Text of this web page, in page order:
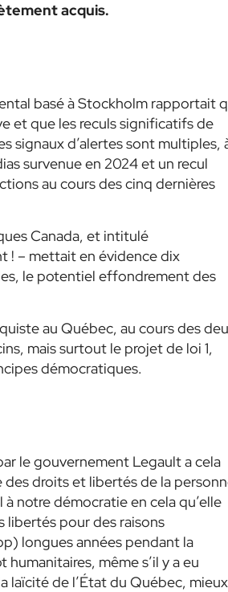
acquis.
basé à Stockholm rapportait
et que les reculs significatifs de
signaux d’alertes sont multiples,
survenue en 2024 et un recul
au cours des cinq dernières
Canada, et intitulé
! – mettait en évidence dix
le potentiel effondrement des
au Québec, au cours des
mais surtout le projet de loi 1,
démocratiques.
le gouvernement Legault a cela
des droits et libertés de la
notre démocratie en cela qu’elle
libertés pour des raisons
longues années pendant la
même s’il y a eu
laïcité de l’État du Québec, mieux